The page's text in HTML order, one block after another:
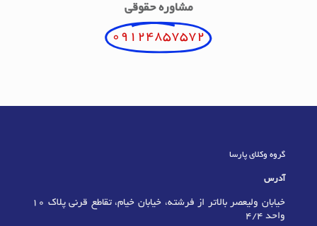
مشاوره حقوقی
09124857572
گروه وکلای پارسا
آدرس
خیابان ولیعصر بالاتر از فرشته، خیابان خیام، تقاطع قرنی پلاک 10
واحد 4/4